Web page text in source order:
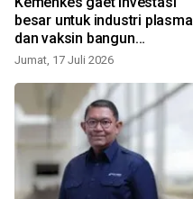
besar untuk industri plasma
dan vaksin bangun
ketahanan kesehatan
Jumat, 17 Juli 2026